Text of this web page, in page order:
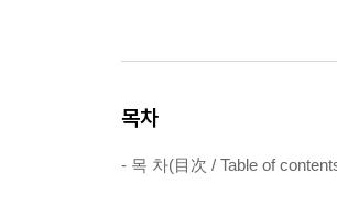
목차
- 목 차(目次 / Table of